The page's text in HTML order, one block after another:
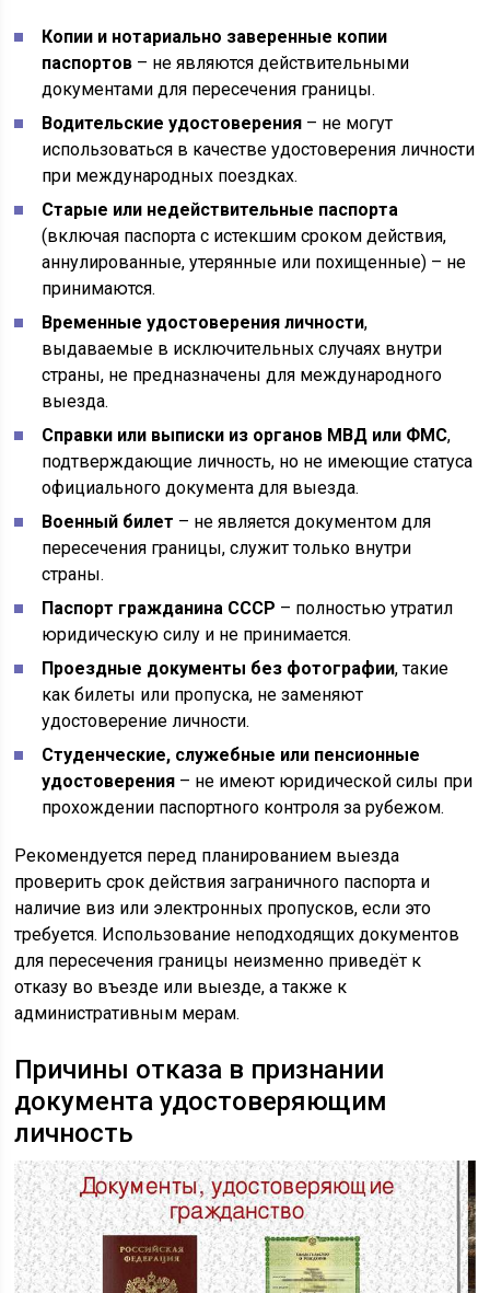
Копии и нотариально заверенные копии
паспортов – не являются действительными
документами для пересечения границы.
Водительские удостоверения – не могут
использоваться в качестве удостоверения личности
при международных поездках.
Старые или недействительные паспорта
(включая паспорта с истекшим сроком действия,
аннулированные, утерянные или похищенные) – не
принимаются.
Временные удостоверения личности,
выдаваемые в исключительных случаях внутри
страны, не предназначены для международного
выезда.
Справки или выписки из органов МВД или ФМС,
подтверждающие личность, но не имеющие статуса
официального документа для выезда.
Военный билет – не является документом для
пересечения границы, служит только внутри
страны.
Паспорт гражданина СССР – полностью утратил
юридическую силу и не принимается.
Проездные документы без фотографии, такие
как билеты или пропуска, не заменяют
удостоверение личности.
Студенческие, служебные или пенсионные
удостоверения – не имеют юридической силы при
прохождении паспортного контроля за рубежом.
Рекомендуется перед планированием выезда
проверить срок действия заграничного паспорта и
наличие виз или электронных пропусков, если это
требуется. Использование неподходящих документов
для пересечения границы неизменно приведёт к
отказу во въезде или выезде, а также к
административным мерам.
Причины отказа в признании
документа удостоверяющим
личность